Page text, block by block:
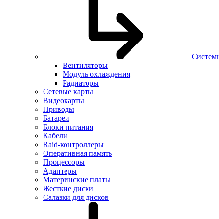
Вентиляторы
Модуль охлаждения
Радиаторы
Сетевые карты
Видеокарты
Приводы
Батареи
Блоки питания
Кабели
Raid-контроллеры
Оперативная память
Процессоры
Адаптеры
Материнские платы
Жесткие диски
Салазки для дисков